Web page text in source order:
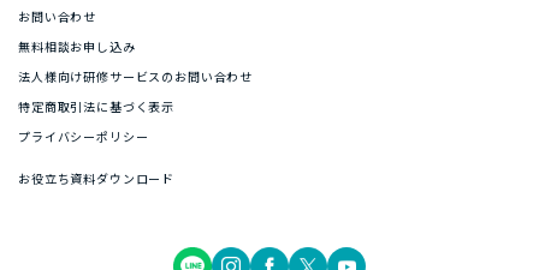
お問い合わせ
無料相談お申し込み
法人様向け研修サービスのお問い合わせ
特定商取引法に基づく表示
プライバシーポリシー
お役立ち資料ダウンロード